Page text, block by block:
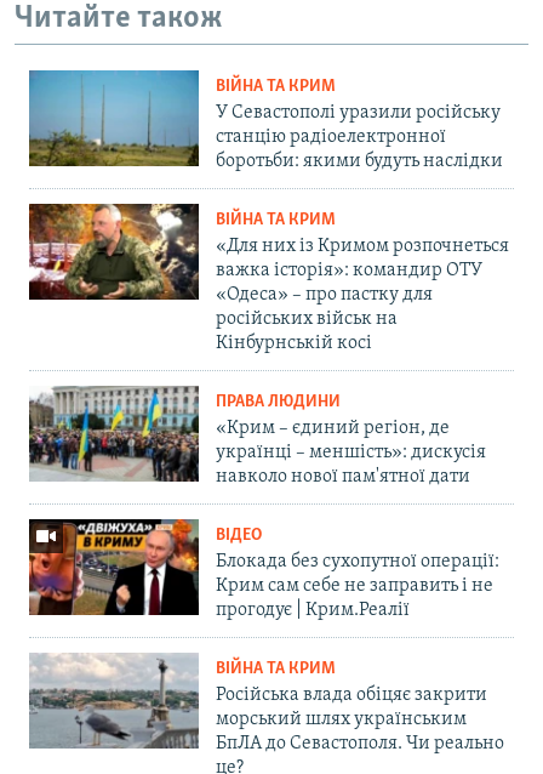
Читайте також
ВІЙНА ТА КРИМ
У Севастополі уразили російську
станцію радіоелектронної
боротьби: якими будуть наслідки
ВІЙНА ТА КРИМ
«Для них із Кримом розпочнеться
важка історія»: командир ОТУ
«Одеса» – про пастку для
російських військ на
Кінбурнській косі
ПРАВА ЛЮДИНИ
«Крим – єдиний регіон, де
українці – меншість»: дискусія
навколо нової пам'ятної дати
ВІДЕО
Блокада без сухопутної операції:
Крим сам себе не заправить і не
прогодує | Крим.Реалії
ВІЙНА ТА КРИМ
Російська влада обіцяє закрити
морський шлях українським
БпЛА до Севастополя. Чи реально
це?